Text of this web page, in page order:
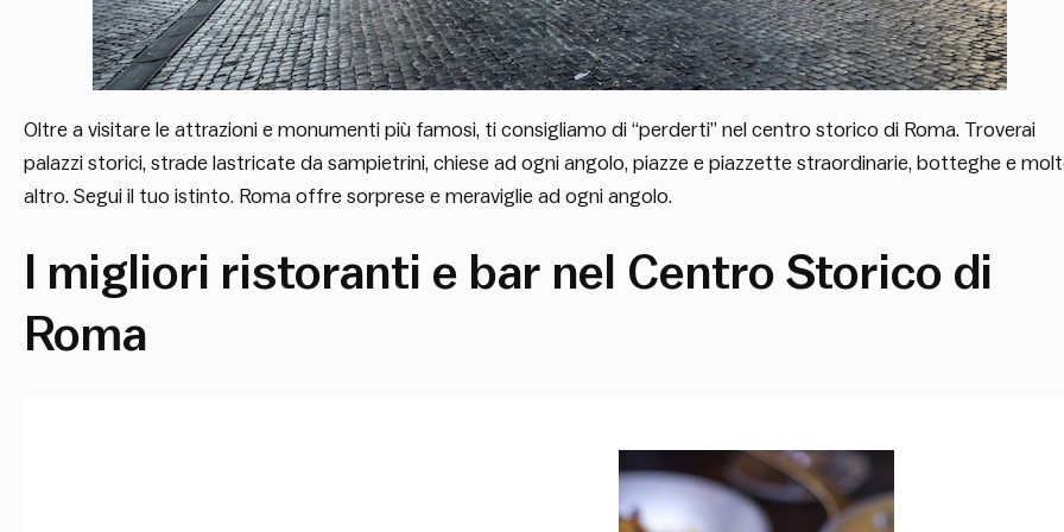
Oltre a visitare le attrazioni e monumenti più famosi, ti consigliamo di “perderti” nel centro storico di Roma. Troverai
palazzi storici, strade lastricate da sampietrini, chiese ad ogni angolo, piazze e piazzette straordinarie, botteghe e
altro. Segui il tuo istinto. Roma offre sorprese e meraviglie ad ogni angolo.
I migliori ristoranti e bar nel Centro Storico di
Roma